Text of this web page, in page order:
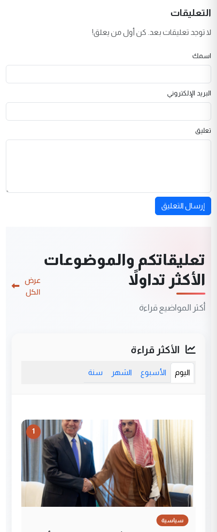
التعليقات
لا توجد تعليقات بعد. كن أول من يعلق!
اسمك
البريد الإلكتروني
تعليق
إرسال التعليق
تعليقاتكم والموضوعات
الأكثر تداولاً
أكثر المواضيع قراءة
عرض
الكل
الأكثر قراءة
اليوم الأسبوع الشهر سنة
1
سياسية